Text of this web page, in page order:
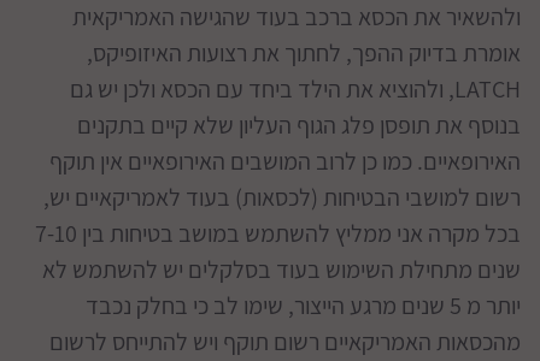
ולהשאיר את הכסא ברכב בעוד שהגישה האמריקאית
אומרת בדיוק ההפך, לחתוך את רצועות האיזופיקס,
LATCH, ולהוציא את הילד ביחד עם הכסא ולכן יש גם
בנוסף את תופסן פלג הגוף העליון שלא קיים בתקנים
האירופאיים. כמו כן לרוב המושבים האירופאיים אין תוקף
רשום למושבי הבטיחות (לכסאות) בעוד לאמריקאיים יש,
בכל מקרה אני ממליץ להשתמש במושב בטיחות בין 7-10
שנים מתחילת השימוש בעוד בסלקלים יש להשתמש לא
יותר מ 5 שנים מרגע הייצור, שימו לב כי בחלק נכבד
מהכסאות האמריקאיים רשום תוקף ויש להתייחס לרשום